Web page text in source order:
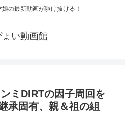
の最新動画が駆け抜ける！
ょい動画館
ミDIRTの因子周回を
承固有、親＆祖の組